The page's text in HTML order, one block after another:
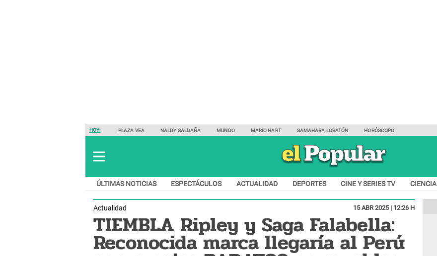
HOY: PLAZA VEA NALDY SALDAÑA MUNDO MARIO HART SAMAHARA LOBATÓN HORÓSCOPO
ÚLTIMAS NOTICIAS ESPECTÁCULOS ACTUALIDAD DEPORTES CINE Y SERIES TV CIENCIA
Actualidad 15 ABR 2025 | 12:26 H
TIEMBLA Ripley y Saga Falabella:
Reconocida marca llegaría al Perú